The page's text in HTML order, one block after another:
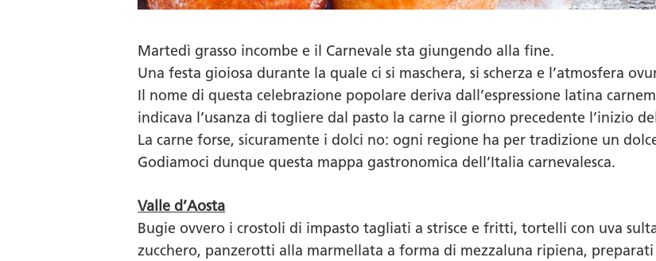
Martedì grasso incombe e il Carnevale sta giungendo alla fine.
Una festa gioiosa durante la quale ci si maschera, si scherza e l’atmosfera
Il nome di questa celebrazione popolare deriva dall’espressione latina
indicava l’usanza di togliere dal pasto la carne il giorno precedente l’inizio
La carne forse, sicuramente i dolci no: ogni regione ha per tradizione un
Godiamoci dunque questa mappa gastronomica dell’Italia carnevalesca.
Valle d’Aosta
Bugie ovvero i crostoli di impasto tagliati a strisce e fritti, tortelli con uva
zucchero, panzerotti alla marmellata a forma di mezzaluna ripiena,